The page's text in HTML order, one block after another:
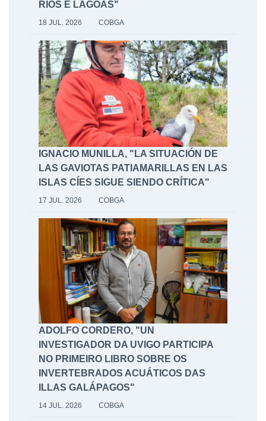
RÍOS E LAGOAS"
18 JUL. 2026 COBGA
IGNACIO MUNILLA, "LA SITUACIÓN DE
LAS GAVIOTAS PATIAMARILLAS EN LAS
ISLAS CÍES SIGUE SIENDO CRÍTICA"
17 JUL. 2026 COBGA
ADOLFO CORDERO, "UN
INVESTIGADOR DA UVIGO PARTICIPA
NO PRIMEIRO LIBRO SOBRE OS
INVERTEBRADOS ACUÁTICOS DAS
ILLAS GALÁPAGOS"
14 JUL. 2026 COBGA